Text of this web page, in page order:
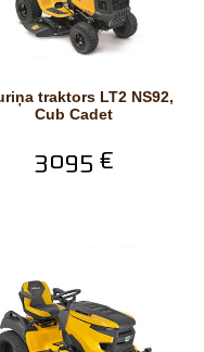
Cub Cadet
3095 €